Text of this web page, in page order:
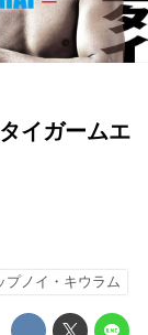
イガームエ
プノイ・キウラム